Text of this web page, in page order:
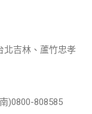
北吉林、蘆竹忠孝
)0800-808585